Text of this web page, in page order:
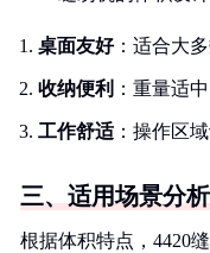
桌面友好：适合大
收纳便利 ：重量适
工作舒适 ：操作区
三、适用场景分析
根据体积特点，4420